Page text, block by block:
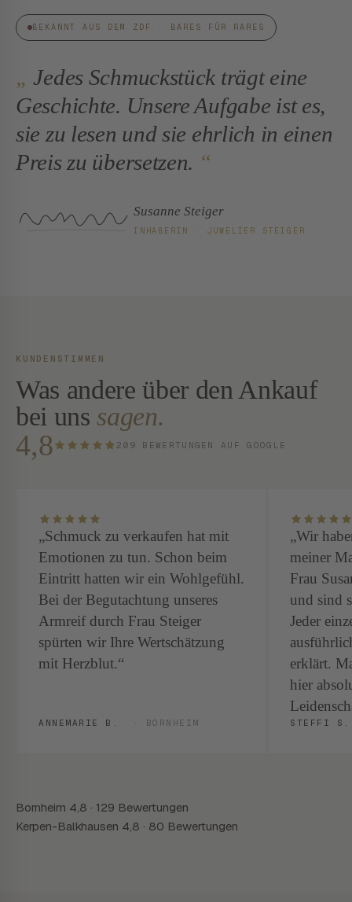
BEKANNT AUS DEM ZDF · BARES FÜR RARES
Jedes Schmuckstück trägt eine
Geschichte. Unsere Aufgabe ist es,
sie zu lesen und sie ehrlich in einen
Preis zu übersetzen.
Susanne Steiger
INHABERIN · JUWELIER STEIGER
KUNDENSTIMMEN
Was andere über den Ankauf
bei unssagen.
4,8
4,8 von 5 Sternen aus 209 Google-Bewertungen
209 BEWERTUNGEN AUF GOOGLE
Schmuck zu verkaufen hat mit
Emotionen zu tun. Schon beim
Eintritt hatten wir ein Wohlgefühl.
Bei der Begutachtung unseres
Armreif durch Frau Steiger
spürten wir Ihre Wertschätzung
mit Herzblut.
ANNEMARIE B. BORNHEIM
Wir
meiner
Frau
und sind
Jeder
erklärt.
hier
STEFFI
Bornheim 4,8 · 129 Bewertungen
Kerpen-Balkhausen 4,8 · 80 Bewertungen